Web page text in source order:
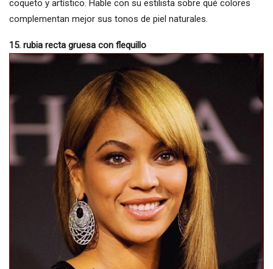
coqueto y artístico. Hable con su estilista sobre qué colores
complementan mejor sus tonos de piel naturales.
15. rubia recta gruesa con flequillo